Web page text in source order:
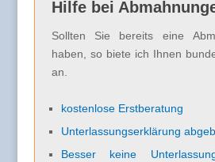
Hilfe bei
Sollten Sie bereits eine
haben, so biete ich Ihnen
an.
kostenlose Erstberatung
Unterlassungserklärung
Besser keine